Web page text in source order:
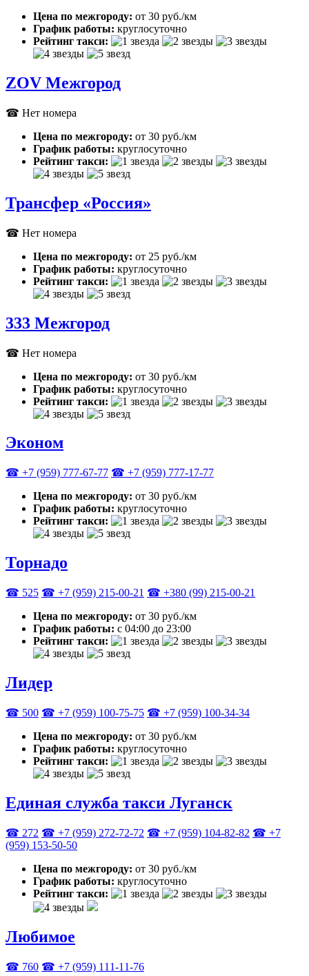
Цена по межгороду: от 30 руб./км
График работы: круглосуточно
Рейтинг такси:
ZOV Межгород
☎ Нет номера
Цена по межгороду: от 30 руб./км
График работы: круглосуточно
Рейтинг такси:
Трансфер «Россия»
☎ Нет номера
Цена по межгороду: от 25 руб./км
График работы: круглосуточно
Рейтинг такси:
333 Межгород
☎ Нет номера
Цена по межгороду: от 30 руб./км
График работы: круглосуточно
Рейтинг такси:
Эконом
☎ +7 (959) 777-67-77 ☎ +7 (959) 777-17-77
Цена по межгороду: от 30 руб./км
График работы: круглосуточно
Рейтинг такси:
Торнадо
☎ 525 ☎ +7 (959) 215-00-21 ☎ +380 (99) 215-00-21
Цена по межгороду: от 30 руб./км
График работы: с 04:00 до 23:00
Рейтинг такси:
Лидер
☎ 500 ☎ +7 (959) 100-75-75 ☎ +7 (959) 100-34-34
Цена по межгороду: от 30 руб./км
График работы: круглосуточно
Рейтинг такси:
Единая служба такси Луганск
☎ 272 ☎ +7 (959) 272-72-72 ☎ ‎+7 (959) 104-82-82 ☎ +7
(959) 153-50-50
Цена по межгороду: от 30 руб./км
График работы: круглосуточно
Рейтинг такси:
Любимое
☎ 760 ☎ +7 (959) 111-11-76